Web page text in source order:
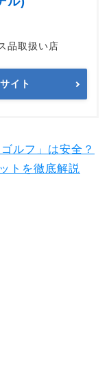
品取扱い店
イト
ルフ」は安全？
トを徹底解説